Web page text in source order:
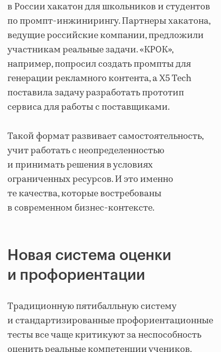
в России хакатон для школьников и студентов
по промпт-инжинирингу. Партнеры хакатона,
ведущие российские компании, предложили
участникам реальные задачи. «КРОК»,
например, попросил создать промпты для
генерации рекламного контента, а X5 Tech
поставила задачу разработать прототип
сервиса для работы с поставщиками.
Такой формат развивает самостоятельность,
учит работать с неопределенностью
и принимать решения в условиях
ограниченных ресурсов. И это именно
те качества, которые востребованы
в современном бизнес-контексте.
Новая система оценки
и профориентации
Традиционную пятибалльную систему
и стандартизированные профориентационные
тесты все чаще критикуют за неспособность